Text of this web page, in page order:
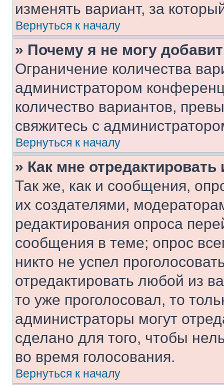
изменять вариант, за
Вернуться к началу
» Почему я не могу
Ограничение количества
администратором
количество вариантов,
свяжитесь с
Вернуться к началу
» Как мне
Так же, как и сообщения,
их создателями,
редактирования опроса
сообщения в теме; опрос
никто не успел
отредактировать любой из
то уже проголосовал, то
администраторы могут
сделано для того, чтобы
во время голосования.
Вернуться к началу